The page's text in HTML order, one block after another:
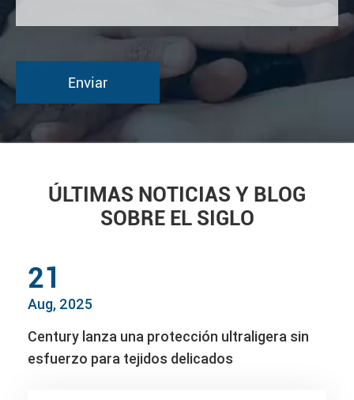
ÚLTIMAS NOTICIAS Y BLOG
SOBRE EL SIGLO
21
Aug, 2025
Century lanza una protección ultraligera sin
esfuerzo para tejidos delicados